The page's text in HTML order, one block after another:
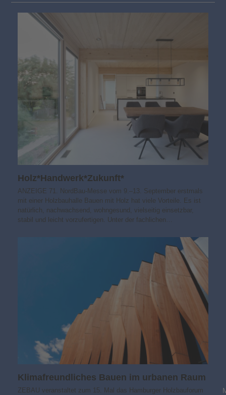
Holz*Handwerk*Zukunft*
ANZEIGE 71. NordBau-Messe vom 9.–13. September erstmals
mit einer Holzbauhalle Bauen mit Holz hat viele Vorteile. Es ist
natürlich, nachwachsend, wohngesund, vielseitig einsetzbar,
stabil und leicht vorzufertigen. Unter der fachlichen…
Klimafreundliches Bauen im urbanen Raum
ZEBAU veranstaltet zum 15. Mal das Hamburger Holzbauforum